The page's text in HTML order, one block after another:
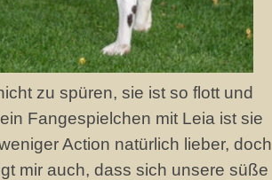
zu spüren, sie ist so flott und
Fangespielchen mit Leia ist sie
Action natürlich lieber, doch
mir auch, dass sich unsere süße